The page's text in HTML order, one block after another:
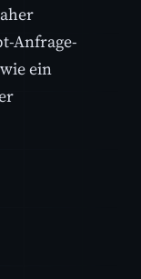
Anfrage-
ein